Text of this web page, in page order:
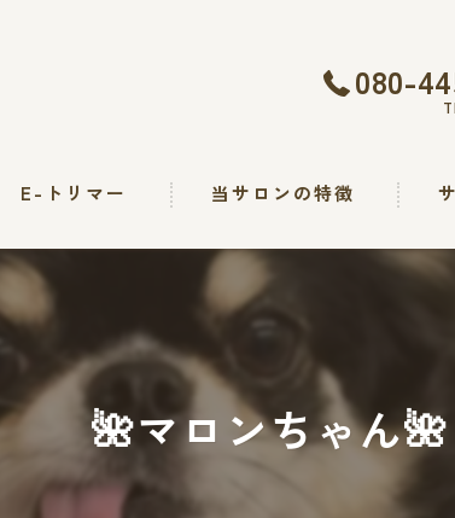
080-
E-トリマー 当サロンの特徴
シャンプー
出張
求人
🌺マロンちゃん🌺